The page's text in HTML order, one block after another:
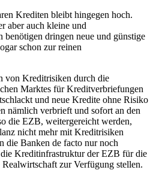
Krediten bleibt hingegen hoch.
aber auch kleine und
benötigen dringen neue und günstige
schon zur reinen
von Kreditrisiken durch die
Marktes für Kreditverbriefungen
und neue Kredite ohne Risiko
nämlich verbrieft und sofort an den
die EZB, weitergereicht werden,
nicht mehr mit Kreditrisiken
die Banken de facto nur noch
Kreditinfrastruktur der EZB für die
zur Verfügung stellen.